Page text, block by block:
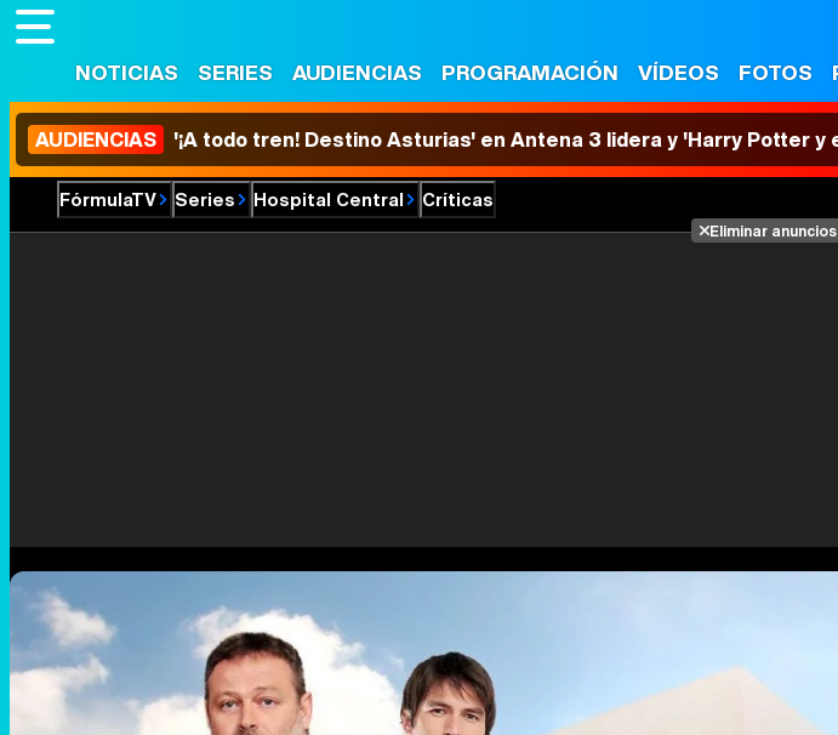
NOTICIAS SERIES AUDIENCIAS PROGRAMACIÓN VÍDEOS FOTOS
AUDIENCIAS '¡A todo tren! Destino Asturias' en Antena 3 lidera y 'Harry Potter
FórmulaTV Series Hospital Central Críticas
Eliminar anuncios